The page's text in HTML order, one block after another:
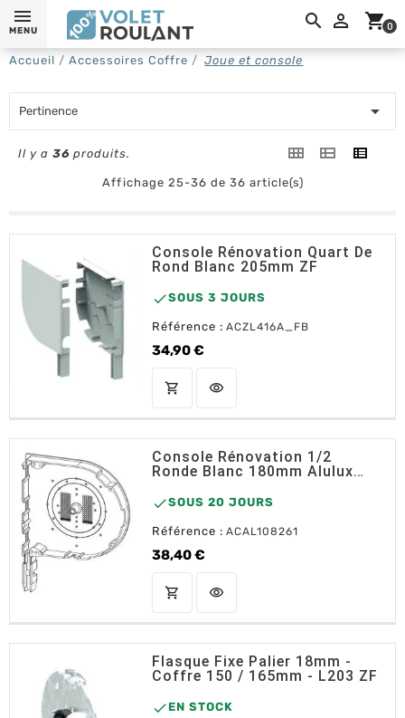
 shopping_cart0
MENU
Accueil Accessoires Coffre Joue et console
Pertinence 
Il y a 36 produits.
Affichage 25-36 de 36 article(s)
Console Rénovation Quart De
Rond Blanc 205mm ZF
SOUS 3 JOURS
Référence : ACZL416A_FB
34,90 €
Prix
shopping_cart AJOUTER AU PANIER
visibility
Console Rénovation 1/2
Ronde Blanc 180mm Alulux
SOUS 20 JOURS
Référence : ACAL108261
38,40 €
Prix
shopping_cart AJOUTER AU PANIER
visibility
Flasque Fixe Palier 18mm -
Coffre 150 / 165mm - L203 ZF
 EN STOCK